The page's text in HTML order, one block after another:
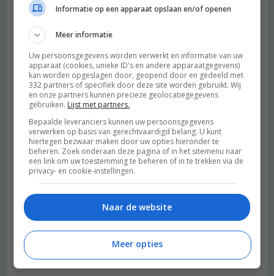
proberen. Omdat ik nogal veel sport doe ik er vaak ook nog
tempeh bij, voor de extra eiwitten. En dat vult meteen ook als
een bom, haha! Bedankt voor het recept en de inspiratie :).
Beantwoorden
Merelschreef:
2015 OM
Alles met tempeh is lekker!
Beantwoorden
Flora schreef:
2015 OM
Net deze curry gegeten en jeetje wat was dát lekker!! De spinazie
wel vervangen door paksoi, omdat ik geen spinazie mag. Maar
zelfs mijn zeer-graag-vlees-etende man heeft nog een tweede
keer opgeschept. Dit ga ik zeker vaker maken!
Informatie op een apparaat opslaan en/of openen
Meer informatie
Uw persoonsgegevens worden verwerkt en informatie van uw
apparaat (cookies, unieke ID's en andere apparaatgegevens)
kan worden opgeslagen door, geopend door en gedeeld met
332 partners of specifiek door deze site worden gebruikt. Wij
en onze partners kunnen precieze geolocatiegegevens
gebruiken. Lijst met partners.
Bepaalde leveranciers kunnen uw persoonsgegevens
verwerken op basis van gerechtvaardigd belang. U kunt
hiertegen bezwaar maken door uw opties hieronder te
beheren. Zoek onderaan deze pagina of in het sitemenu naar
een link om uw toestemming te beheren of in te trekken via de
privacy- en cookie-instellingen.
Naar de website
Meer opties